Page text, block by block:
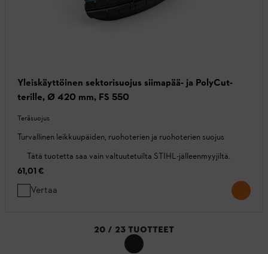
Yleiskäyttöinen sektorisuojus siimapää- ja PolyCut-
terille, Ø 420 mm, FS 550
Teräsuojus
Turvallinen leikkuupäiden, ruohoterien ja ruohoterien suojus
Tätä tuotetta saa vain valtuutetuilta STIHL-jälleenmyyjiltä.
61,01 €
Vertaa
20 / 23 TUOTTEET